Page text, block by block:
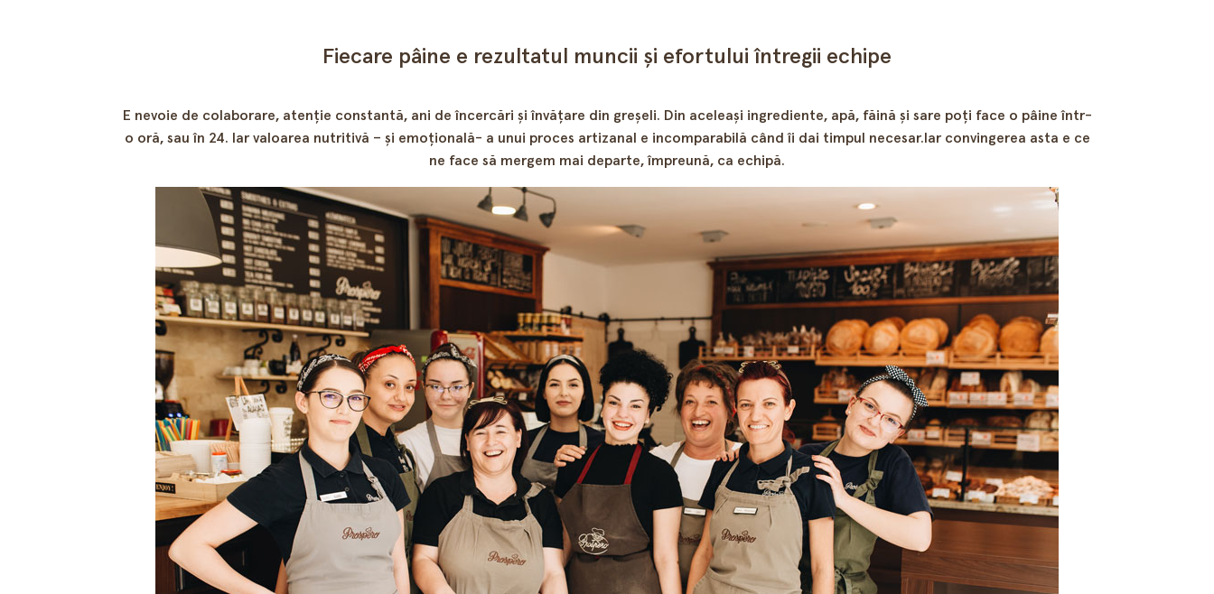
Fiecare pâine e rezultatul muncii și efortului întregii echipe
E nevoie de colaborare, atenție constantă, ani de încercări și învățare din greșeli. Din aceleași ingrediente, apă, făină și sare poți face o pâine într-
o oră, sau în 24. Iar valoarea nutritivă – și emoțională- a unui proces artizanal e incomparabilă când îi dai timpul necesar.Iar convingerea asta e ce
ne face să mergem mai departe, împreună, ca echipă.